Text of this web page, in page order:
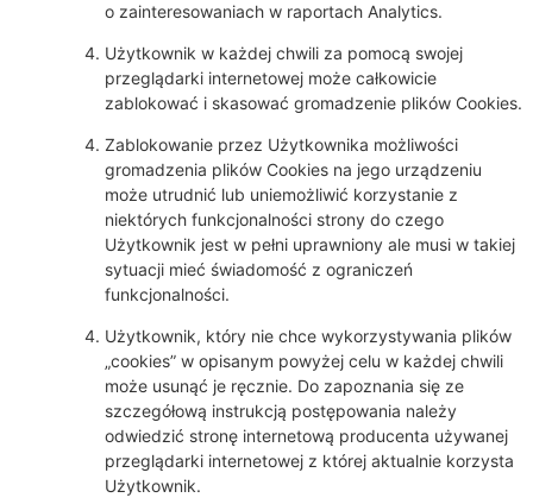
o zainteresowaniach w raportach Analytics.
Użytkownik w każdej chwili za pomocą swojej
przeglądarki internetowej może całkowicie
zablokować i skasować gromadzenie plików Cookies.
Zablokowanie przez Użytkownika możliwości
gromadzenia plików Cookies na jego urządzeniu
może utrudnić lub uniemożliwić korzystanie z
niektórych funkcjonalności strony do czego
Użytkownik jest w pełni uprawniony ale musi w takiej
sytuacji mieć świadomość z ograniczeń
funkcjonalności.
Użytkownik, który nie chce wykorzystywania plików
„cookies” w opisanym powyżej celu w każdej chwili
może usunąć je ręcznie. Do zapoznania się ze
szczegółową instrukcją postępowania należy
odwiedzić stronę internetową producenta używanej
przeglądarki internetowej z której aktualnie korzysta
Użytkownik.